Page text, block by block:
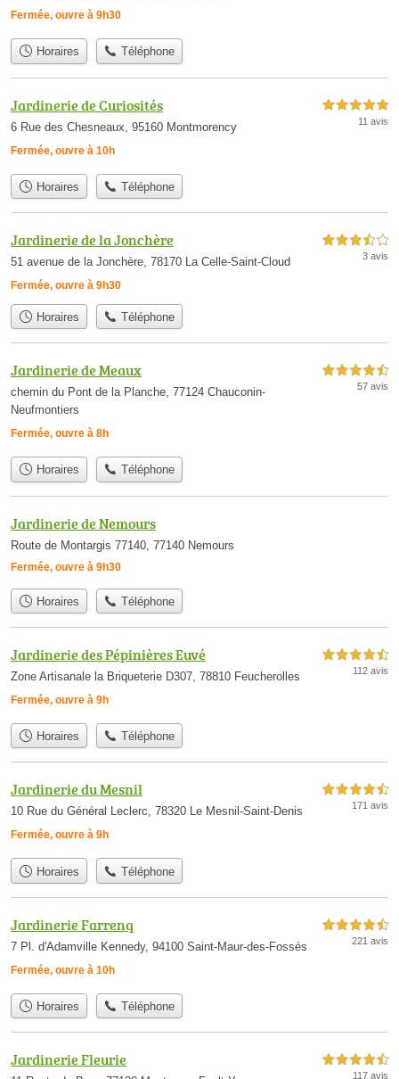
Fermée, ouvre à 9h30
Horaires Téléphone
Jardinerie de Curiosités
6 Rue des Chesneaux, 95160 Montmorency
Fermée, ouvre à 10h
5,0 étoiles sur 5
11 avis
Horaires Téléphone
Jardinerie de la Jonchère
51 avenue de la Jonchère, 78170 La Celle-Saint-Cloud
Fermée, ouvre à 9h30
3,5 étoiles sur 5
3 avis
Horaires Téléphone
Jardinerie de Meaux
chemin du Pont de la Planche, 77124 Chauconin-
Neufmontiers
Fermée, ouvre à 8h
4,5 étoiles sur 5
57 avis
Horaires Téléphone
Jardinerie de Nemours
Route de Montargis 77140, 77140 Nemours
Fermée, ouvre à 9h30
Horaires Téléphone
Jardinerie des Pépinières Euvé
Zone Artisanale la Briqueterie D307, 78810 Feucherolles
Fermée, ouvre à 9h
4,5 étoiles sur 5
112 avis
Horaires Téléphone
Jardinerie du Mesnil
10 Rue du Général Leclerc, 78320 Le Mesnil-Saint-Denis
Fermée, ouvre à 9h
4,5 étoiles sur 5
171 avis
Horaires Téléphone
Jardinerie Farrenq
7 Pl. d'Adamville Kennedy, 94100 Saint-Maur-des-Fossés
Fermée, ouvre à 10h
4,5 étoiles sur 5
221 avis
Horaires Téléphone
Jardinerie Fleurie 4,5 étoiles sur 5
117 avis